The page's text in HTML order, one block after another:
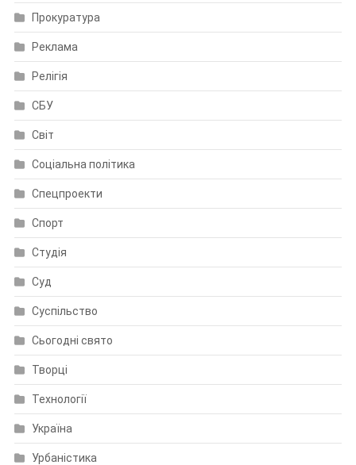
Прокуратура
Реклама
Релігія
СБУ
Світ
Соціальна політика
Спецпроекти
Спорт
Студія
Суд
Суспільство
Сьогодні свято
Творці
Технології
Україна
Урбаністика